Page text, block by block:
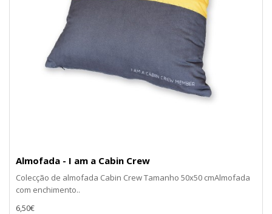
Almofada - I am a Cabin Crew
Colecção de almofada Cabin Crew Tamanho 50x50 cmAlmofada
com enchimento..
6,50€